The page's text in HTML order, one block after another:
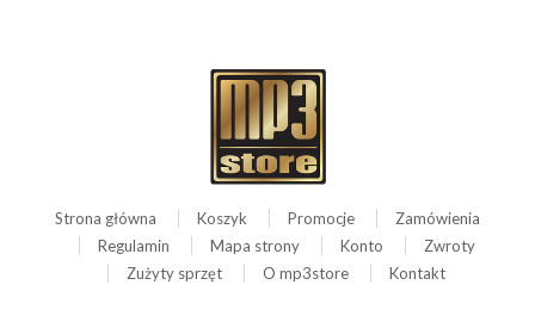
Strona główna Koszyk Promocje
Zamówienia
Regulamin
Mapa strony Konto
Zwroty
Zużyty sprzęt
O mp3store Kontakt